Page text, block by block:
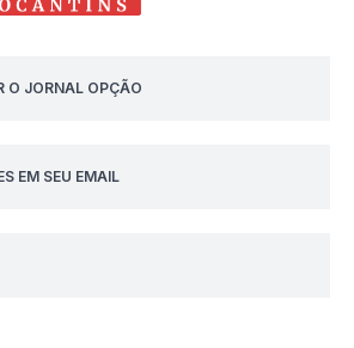
O JORNAL OPÇÃO
EM SEU EMAIL